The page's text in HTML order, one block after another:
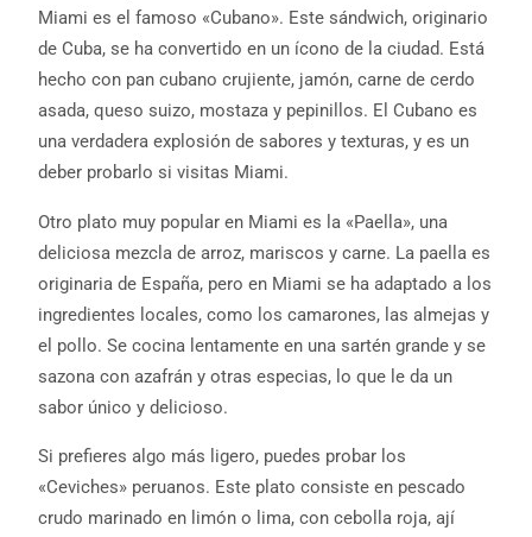
Miami es el famoso «Cubano». Este sándwich, originario
de Cuba, se ha convertido en un ícono de la ciudad. Está
hecho con pan cubano crujiente, jamón, carne de cerdo
asada, queso suizo, mostaza y pepinillos. El Cubano es
una verdadera explosión de sabores y texturas, y es un
deber probarlo si visitas Miami.
Otro plato muy popular en Miami es la «Paella», una
deliciosa mezcla de arroz, mariscos y carne. La paella es
originaria de España, pero en Miami se ha adaptado a los
ingredientes locales, como los camarones, las almejas y
el pollo. Se cocina lentamente en una sartén grande y se
sazona con azafrán y otras especias, lo que le da un
sabor único y delicioso.
Si prefieres algo más ligero, puedes probar los
«Ceviches» peruanos. Este plato consiste en pescado
crudo marinado en limón o lima, con cebolla roja, ají